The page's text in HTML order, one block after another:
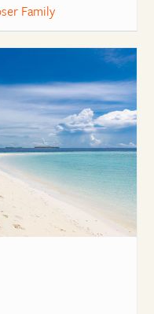
Family